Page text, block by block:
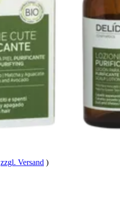
zzgl. Versand )